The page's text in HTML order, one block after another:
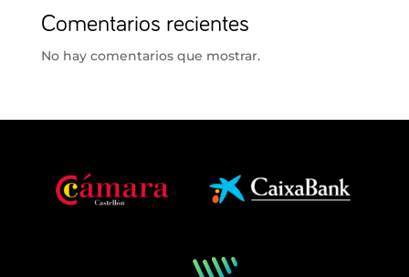
Comentarios recientes
No hay comentarios que mostrar.